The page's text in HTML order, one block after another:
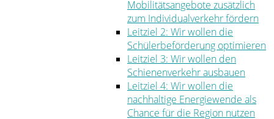
Mobilitätsangebote zusätzlich
zum Individualverkehr fördern
Leitziel 2: Wir wollen die
Schülerbeförderung optimieren
Leitziel 3: Wir wollen den
Schienenverkehr ausbauen
Leitziel 4: Wir wollen die
nachhaltige Energiewende als
Chance für die Region nutzen